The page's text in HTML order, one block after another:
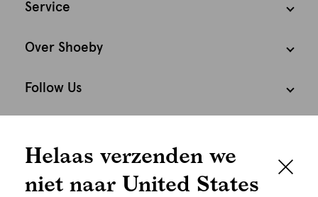
graag persoonlijk
Service
Over Shoeby
Follow Us
Nederland Nederlands
Helaas verzenden we
niet naar United States